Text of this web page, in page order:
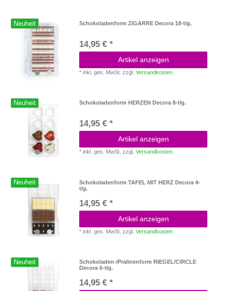
Neuheit Schokoladenform ZIGARRE Decora 18-tlg.
14,95 € *
Artikel anzeigen
*inkl. ges. MwSt. zzgl.Versandkosten
Neuheit Schokoladenform HERZEN Decora 8-tlg.
14,95 € *
Artikel anzeigen
*inkl. ges. MwSt. zzgl.Versandkosten
Neuheit
Schokoladenform TAFEL MIT HERZ Decora 4-
tlg.
14,95 € *
Artikel anzeigen
*inkl. ges. MwSt. zzgl.Versandkosten
Neuheit
Schokoladen-/Pralinenform RIEGEL/CIRCLE
Decora 6-tlg.
14,95 € *